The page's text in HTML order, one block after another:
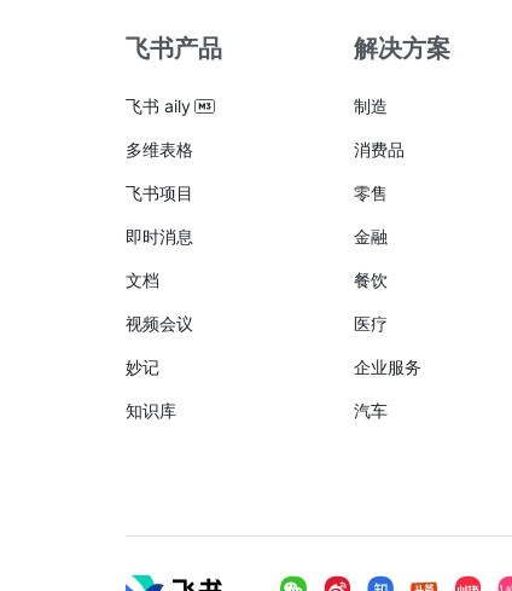
飞书产品
飞书 aily
多维表格
飞书项目
即时消息
文档
视频会议
妙记
知识库
解决方案
制造
消费品
零售
金融
餐饮
医疗
企业服务
汽车